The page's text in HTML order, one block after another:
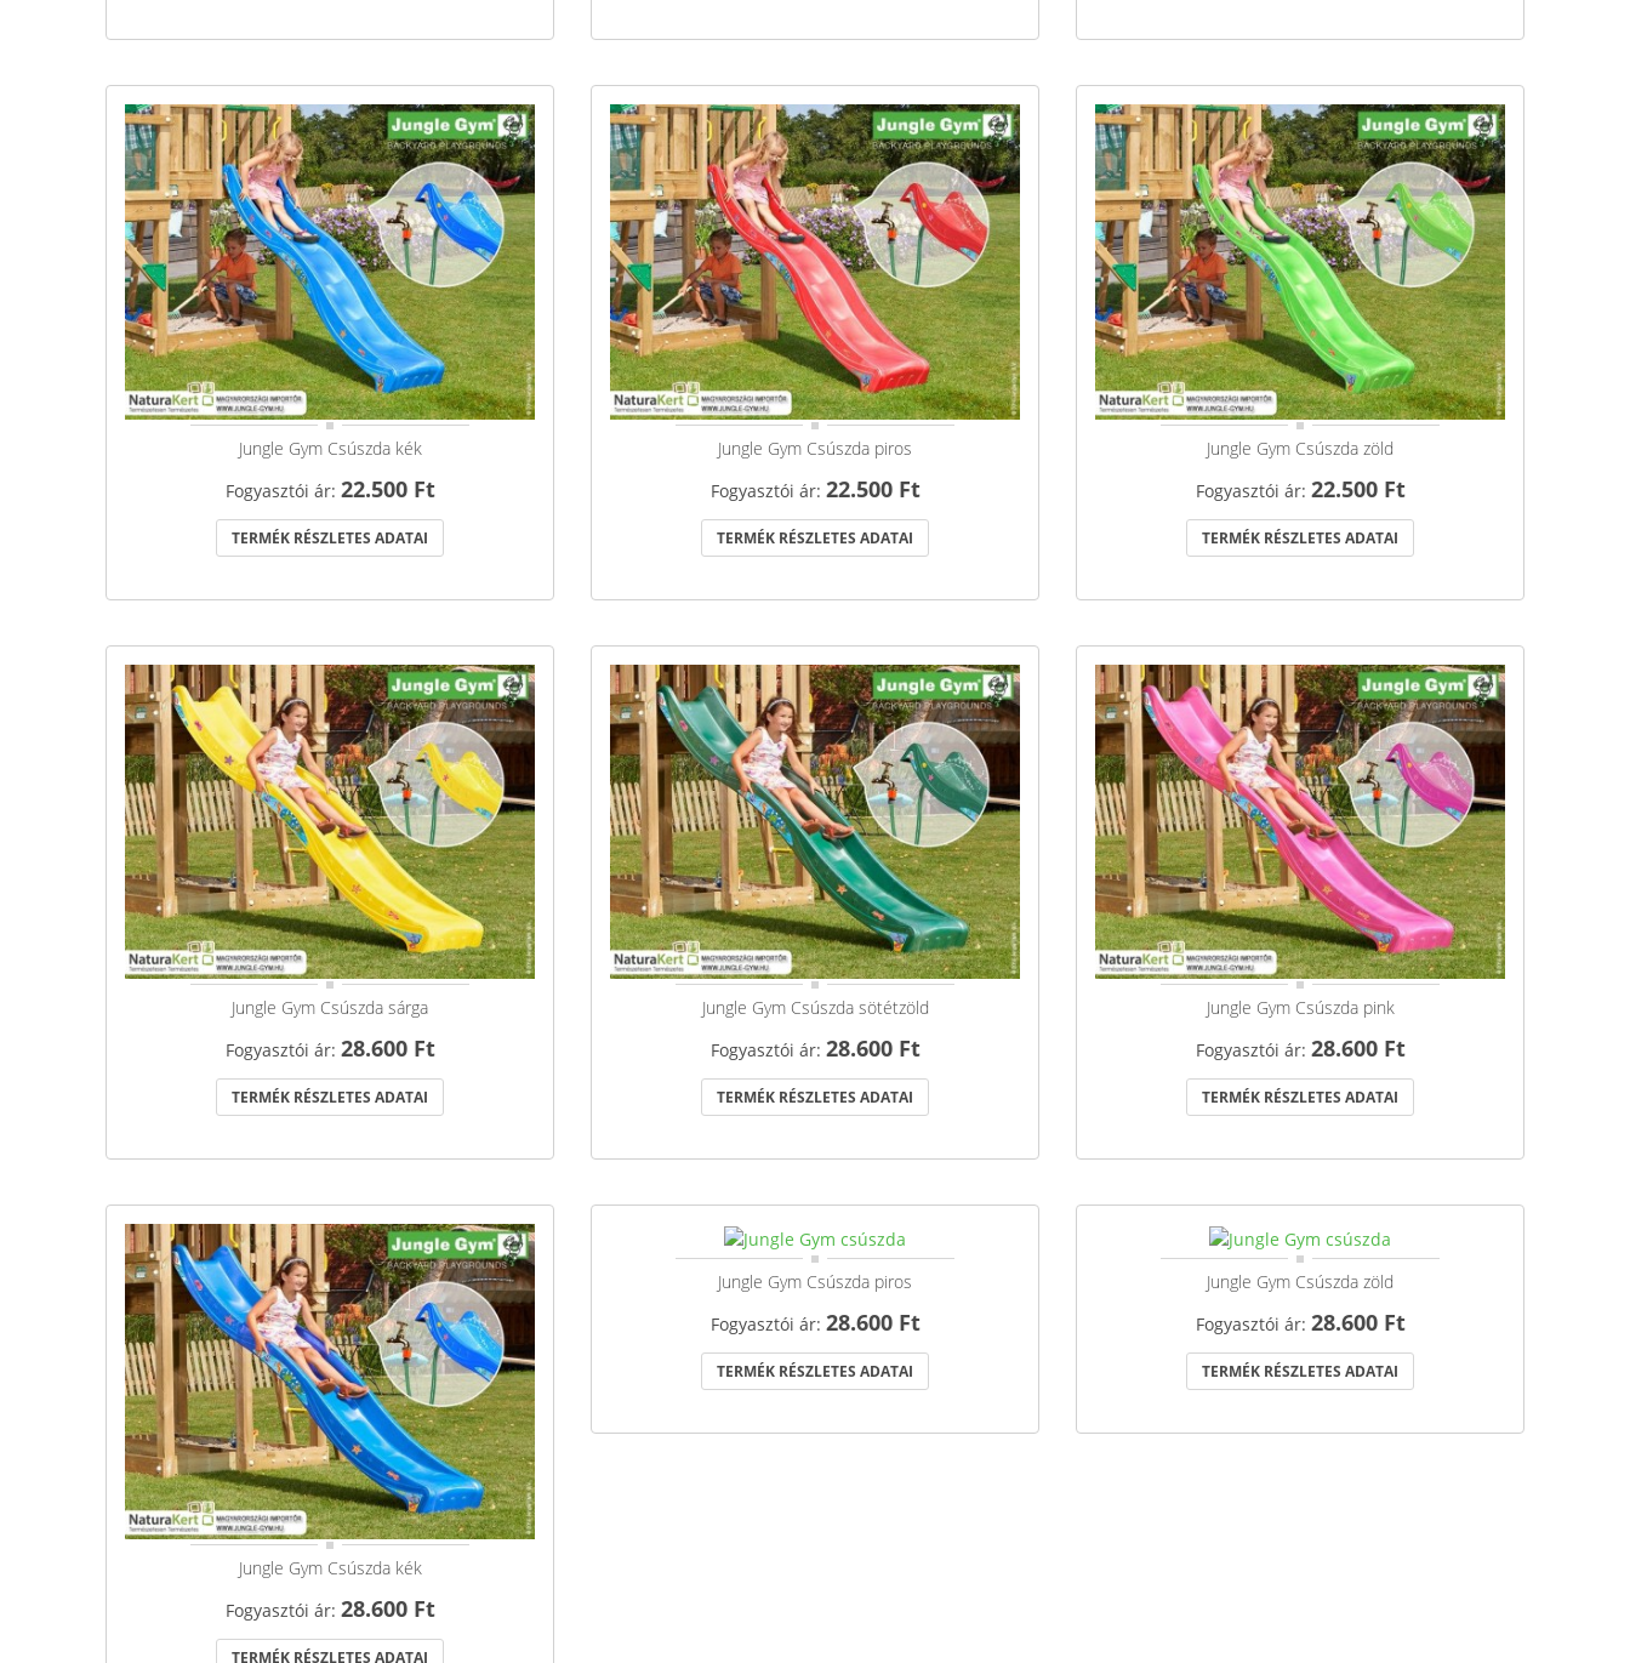
Jungle Gym Csúszda kék
Fogyasztói ár: 22.500 Ft
TERMÉK RÉSZLETES ADATAI
Jungle Gym Csúszda piros
Fogyasztói ár: 22.500 Ft
TERMÉK RÉSZLETES ADATAI
Jungle Gym Csúszda zöld
Fogyasztói ár: 22.500 Ft
TERMÉK RÉSZLETES ADATAI
Jungle Gym Csúszda sárga
Fogyasztói ár: 28.600 Ft
TERMÉK RÉSZLETES ADATAI
Jungle Gym Csúszda sötétzöld
Fogyasztói ár: 28.600 Ft
TERMÉK RÉSZLETES ADATAI
Jungle Gym Csúszda pink
Fogyasztói ár: 28.600 Ft
TERMÉK RÉSZLETES ADATAI
Jungle Gym Csúszda kék
Fogyasztói ár: 28.600 Ft
TERMÉK RÉSZLETES ADATAI
Jungle Gym Csúszda piros
Fogyasztói ár: 28.600 Ft
TERMÉK RÉSZLETES ADATAI
Jungle Gym Csúszda zöld
Fogyasztói ár: 28.600 Ft
TERMÉK RÉSZLETES ADATAI